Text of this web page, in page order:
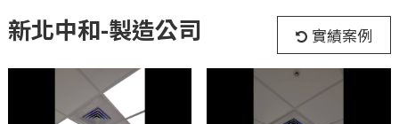
新北中和-製造公司 實績案例